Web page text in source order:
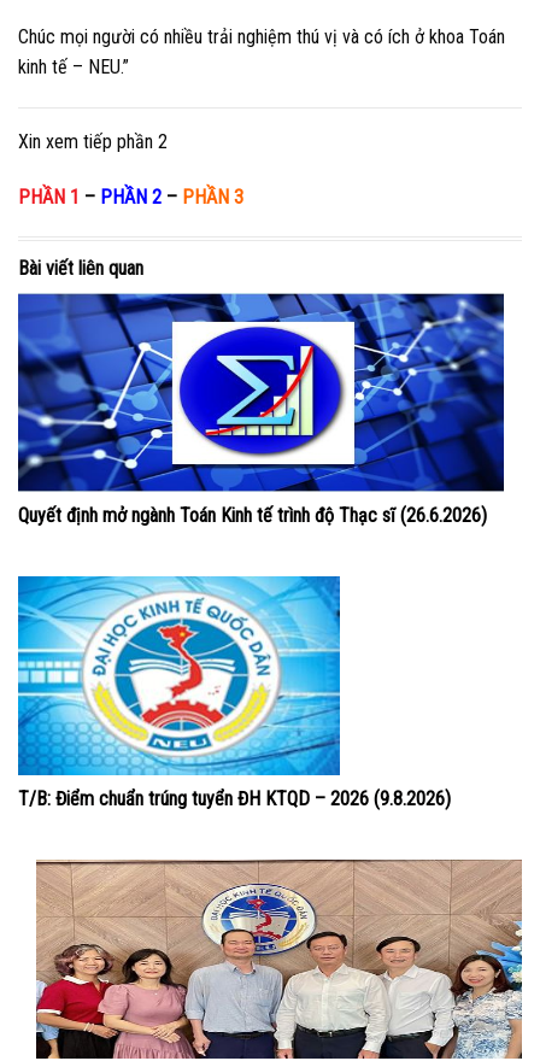
Chúc mọi người có nhiều trải nghiệm thú vị và có ích ở khoa Toán
kinh tế – NEU.”
Xin xem tiếp phần 2
PHẦN 1 – PHẦN 2 – PHẦN 3
Bài viết liên quan
Quyết định mở ngành Toán Kinh tế trình độ Thạc sĩ (26.6.2026)
T/B: Điểm chuẩn trúng tuyển ĐH KTQD – 2026 (9.8.2026)